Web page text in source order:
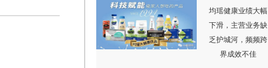
均瑶健康业绩大幅
下滑，主营业务缺
乏护城河，频频跨
界成效不佳